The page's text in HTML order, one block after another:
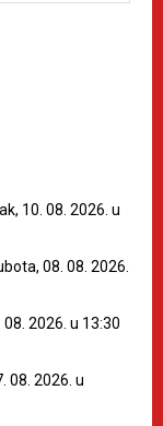
10. 08. 2026. u
08. 08. 2026.
2026. u 13:30
08. 2026. u